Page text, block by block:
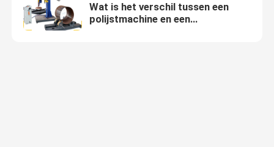
Wat is het verschil tussen een
polijstmachine en een